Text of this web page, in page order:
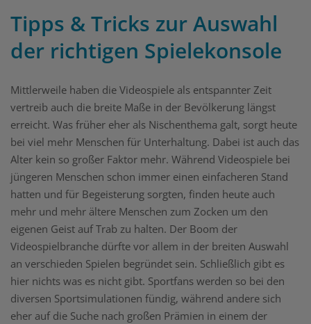
Tipps & Tricks zur Auswahl
der richtigen Spielekonsole
Mittlerweile haben die Videospiele als entspannter Zeit
vertreib auch die breite Maße in der Bevölkerung längst
erreicht. Was früher eher als Nischenthema galt, sorgt heute
bei viel mehr Menschen für Unterhaltung. Dabei ist auch das
Alter kein so großer Faktor mehr. Während Videospiele bei
jüngeren Menschen schon immer einen einfacheren Stand
hatten und für Begeisterung sorgten, finden heute auch
mehr und mehr ältere Menschen zum Zocken um den
eigenen Geist auf Trab zu halten. Der Boom der
Videospielbranche dürfte vor allem in der breiten Auswahl
an verschieden Spielen begründet sein. Schließlich gibt es
hier nichts was es nicht gibt. Sportfans werden so bei den
diversen Sportsimulationen fündig, während andere sich
eher auf die Suche nach großen Prämien in einem der